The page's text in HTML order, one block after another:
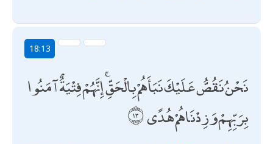
18:13
نَحْنُ نَقُصُّ عَلَيْكَ نَبَأَهُمْ بِالْحَقِّ ۚ إِنَّهُمْ فِتْيَةٌ آمَنُوا
بِرَبِّهِمْ وَزِدْنَاهُمْ هُدًى